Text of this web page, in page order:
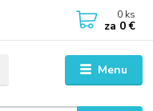
Menu
0 ks
za 0 €